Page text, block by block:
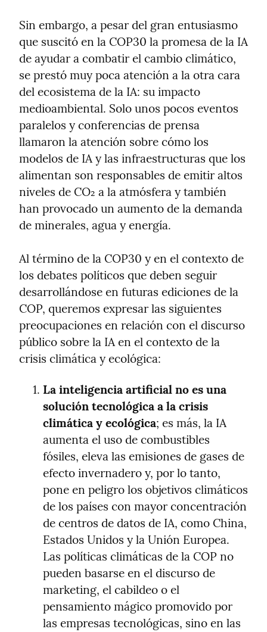
Sin embargo, a pesar del gran entusiasmo
que suscitó en la COP30 la promesa de la IA
de ayudar a combatir el cambio climático,
se prestó muy poca atención a la otra cara
del ecosistema de la IA: su impacto
medioambiental. Solo unos pocos eventos
paralelos y conferencias de prensa
llamaron la atención sobre cómo los
modelos de IA y las infraestructuras que los
alimentan son responsables de emitir altos
niveles de CO₂ a la atmósfera y también
han provocado un aumento de la demanda
de minerales, agua y energía.
Al término de la COP30 y en el contexto de
los debates políticos que deben seguir
desarrollándose en futuras ediciones de la
COP, queremos expresar las siguientes
preocupaciones en relación con el discurso
público sobre la IA en el contexto de la
crisis climática y ecológica:
La inteligencia artificial no es una
solución tecnológica a la crisis
climática y ecológica; es más, la IA
aumenta el uso de combustibles
fósiles, eleva las emisiones de gases de
efecto invernadero y, por lo tanto,
pone en peligro los objetivos climáticos
de los países con mayor concentración
de centros de datos de IA, como China,
Estados Unidos y la Unión Europea.
Las políticas climáticas de la COP no
pueden basarse en el discurso de
marketing, el cabildeo o el
pensamiento mágico promovido por
las empresas tecnológicas, sino en las